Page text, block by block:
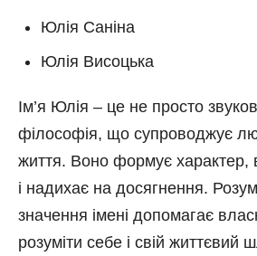
Юлія Саніна
Юлія Висоцька
Ім’я Юлія – це не просто
філософія, що супроводжує
життя. Воно формує
і надихає на досягнення.
значення імені допомагає
розуміти себе і свій життєвий